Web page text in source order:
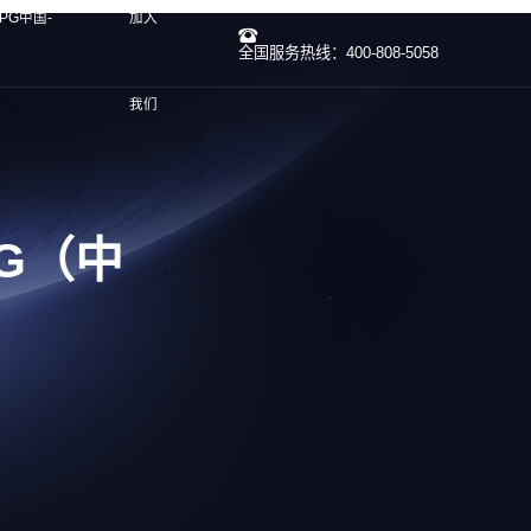
中国- 加入
我们
全国服务热线：400-808-5058
（中